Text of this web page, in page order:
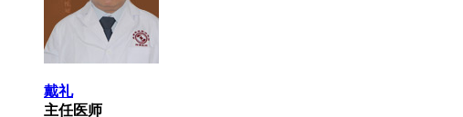
戴礼
主任医师